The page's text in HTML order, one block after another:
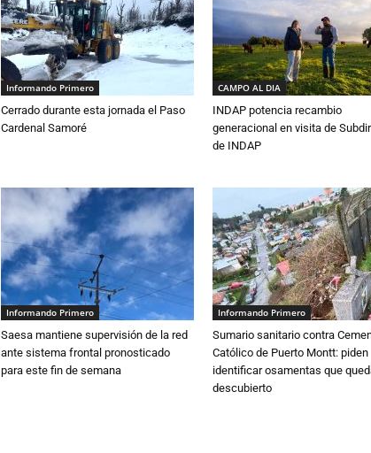
Informando Primero
Cerrado durante esta jornada el Paso
Cardenal Samoré
CAMPO AL DIA
INDAP potencia recambio
generacional en visita de
de INDAP
Informando Primero
Saesa mantiene supervisión de la red
ante sistema frontal pronosticado
para este fin de semana
Informando Primero
Sumario sanitario contra
Católico de Puerto Montt: piden
identificar osamentas que
descubierto